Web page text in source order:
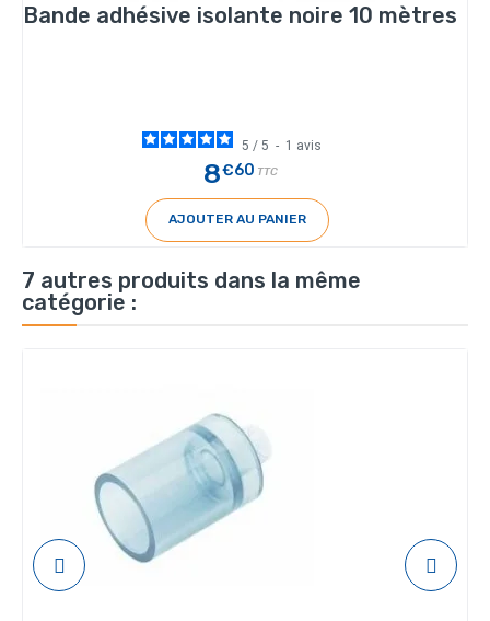
Bande adhésive isolante noire 10 mètres
5 / 5 - 1 avis
8€60 TTC
AJOUTER AU PANIER
7 autres produits dans la même
catégorie :